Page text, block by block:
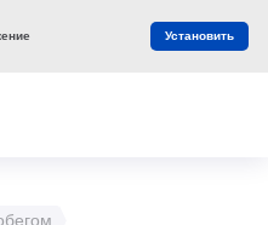
Установить